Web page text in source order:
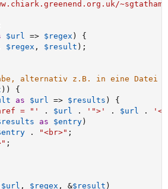
$url => $regex )
{
$regex , $result ) ;
alternativ z.B. in eine Datei
) )
{
as $url => $results )
{
= "' . $url . '">' . $url .
as $entry)
. "<br>" ;
;
$url , $regex , &$result )